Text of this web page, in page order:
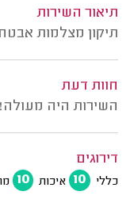
תיאור השירות
תיקון מצלמות
חוות דעת
השירות היה
דירוגים
כללי 10 איכות 10